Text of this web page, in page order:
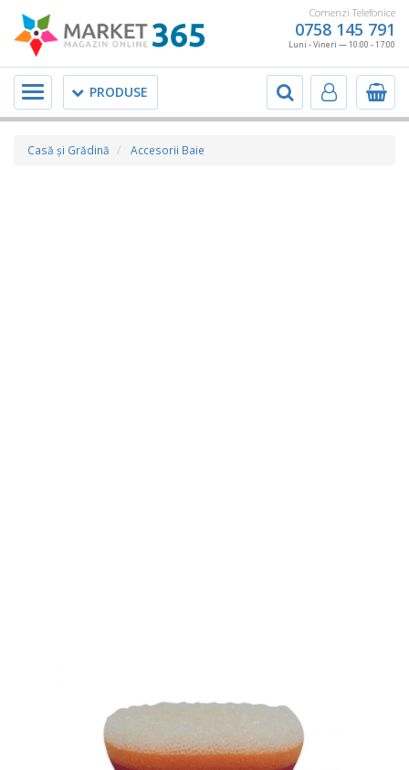
Comenzi Telefonice
0758 145 791
Luni - Vineri — 10:00 - 17:00
PRODUSE
Meniu
Casă şi Grădină Accesorii Baie